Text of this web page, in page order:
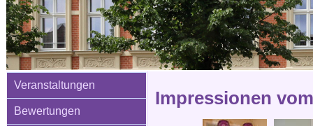
Veranstaltungen
Bewertungen
Impressionen